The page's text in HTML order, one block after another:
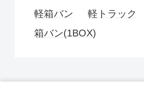
軽箱バン
軽トラック
箱バン(1BOX)